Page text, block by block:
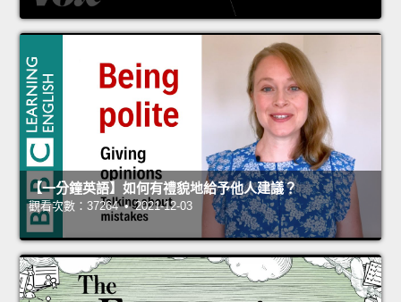
【一分鐘英語】如何有禮貌地給予他人建議？
觀看次數：37264 • 2021-12-03